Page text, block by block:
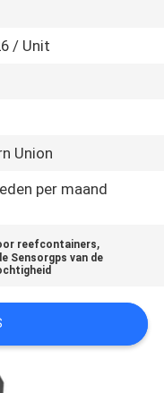
/ Unit
Union
per maand
reefcontainers,
Sensorgps van de